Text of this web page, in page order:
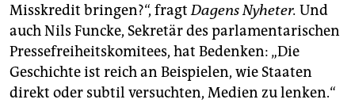
Misskredit bringen?“, fragtDagens Nyheter. Und
auch Nils Funcke, Sekretär des parlamentarischen
Pressefreiheitskomitees, hat Bedenken: „Die
Geschichte ist reich an Beispielen, wie Staaten
direkt oder subtil versuchten, Medien zu lenken.“